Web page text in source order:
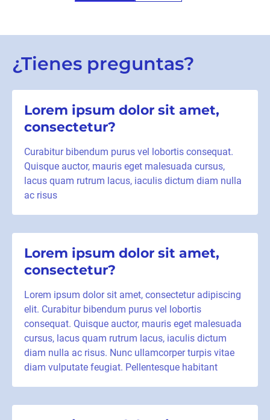
¿Tienes preguntas?
Lorem ipsum dolor sit amet,
consectetur?
Curabitur bibendum purus vel lobortis consequat.
Quisque auctor, mauris eget malesuada cursus,
lacus quam rutrum lacus, iaculis dictum diam nulla
ac risus
Lorem ipsum dolor sit amet,
consectetur?
Lorem ipsum dolor sit amet, consectetur adipiscing
elit. Curabitur bibendum purus vel lobortis
consequat. Quisque auctor, mauris eget malesuada
cursus, lacus quam rutrum lacus, iaculis dictum
diam nulla ac risus. Nunc ullamcorper turpis vitae
diam vulputate feugiat. Pellentesque habitant